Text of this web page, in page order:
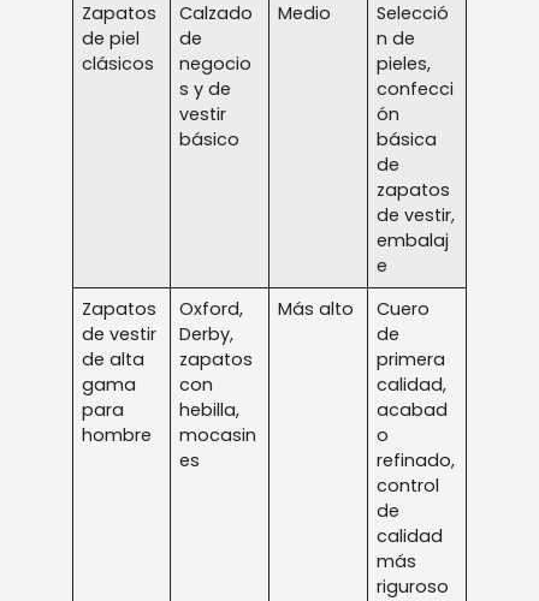
Zapatos
de piel
clásicos
Calzado
de
negocio
s y de
vestir
básico
Medio
Selecció
n de
pieles,
confecci
ón
básica
de
zapatos
de vestir,
embalaj
e
Zapatos
de vestir
de alta
gama
para
hombre
Oxford,
Derby,
zapatos
con
hebilla,
mocasin
es
Más alto
Cuero
de
primera
calidad,
acabad
o
refinado,
control
de
calidad
más
riguroso